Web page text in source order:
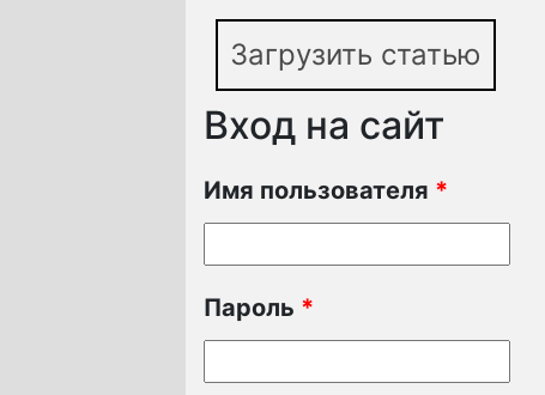
Загрузить статью
Вход на сайт
Имя пользователя *
Пароль *